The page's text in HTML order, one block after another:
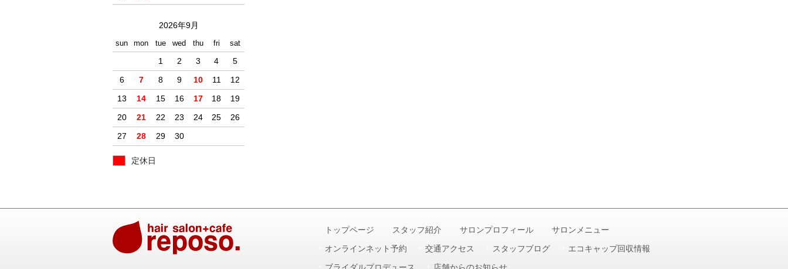
2026年9月
sun mon tue wed thu fri sat
1 2 3 4
5
6
7 8 9 10 11
12
13
14 15 16 17 18
19
20
21 22 23 24 25
26
27
28 29 30
定休日
トップページ スタッフ紹介 サロンプロフィール サロンメニュー
オンラインネット予約 交通アクセス スタッフブログ エコキャップ回収情報